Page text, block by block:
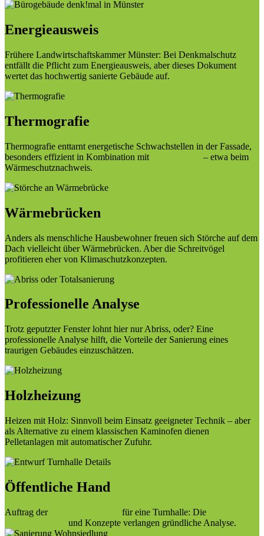
Energieausweis
Frühere Landwirtschaftskammer Münster: Bei Denkmalschutz
entfällt die Pflicht zum Energieausweis, aber dieses Dokument
wertet das hochwertig sanierte Gebäude auf.
Thermografie
Thermografie enttarnt energetische Schwachstellen in der Fassade,
besonders effizient in Kombination mit
– etwa beim
Wärmeschutznachweis.
Wärmebrücken
Anders als menschliche Hausbewohner freuen sich Störche auf dem
Dach vielleicht über Wärmebrücken. Aber die Schreitvögel
profitieren eher von Klimaschutzkonzepten.
Professionelle Analyse
Trotz geputzter Fenster lohnt hier nur Abriss, oder? Eine
professionelle Analyse hilft, die Vorteile der Sanierung eines
traurigen Gebäudes einzuschätzen.
Holzheizung
Heizen mit Holz: Sinnvoll beim Einsatz geeigneter Technik – aber
als Alternative zu einem klassischen Kaminofen dienen
Pelletanlagen mit automatischer Zufuhr.
Öffentliche Hand
Auftrag der
für eine Turnhalle: Die
und Konzepte verlangen gründliche Analyse.